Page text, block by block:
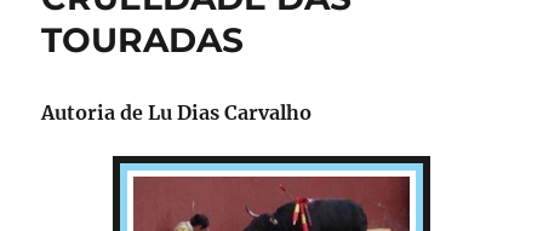
TOURADAS
Autoria de Lu Dias Carvalho